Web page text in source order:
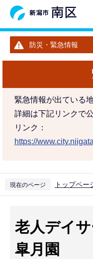
ジ
先
防災・緊急情報
緊急情報が出ている
詳細は下記リンクで
リンク：
https://
現在のページ トップペー
老人デイ
皐月園